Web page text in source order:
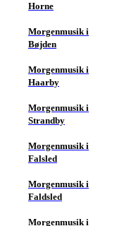
Horne
Morgenmusik i
Bøjden
Morgenmusik i
Haarby
Morgenmusik i
Strandby
Morgenmusik i
Falsled
Morgenmusik i
Faldsled
Morgenmusik i